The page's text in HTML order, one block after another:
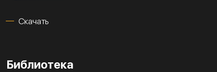
Скачать
Библиотека